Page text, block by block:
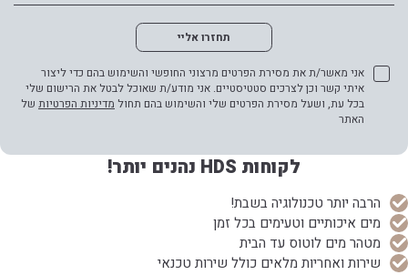
תחזרו אליי
אני מאשר/ת את מסירת הפרטים מרצוני החופשי והשימוש בהם כדי ליצור
איתי קשר וכן לצרכים סטטיסטיים. אני מודע/ת שאוכל לבטל את הרישום שלי
בכל עת, ושעל מסירת הפרטים שלי והשימוש בהם תחול מדיניות הפרטיות של
האתר
לקוחות HDS נהנים יותר!
הרבה יותר טכנולוגיה בשבת!
מים איכותיים וטעימים בכל זמן
מטהר מים לוטוס עד הבית
שירות ואחריות מלאים כולל שירות טכנאי